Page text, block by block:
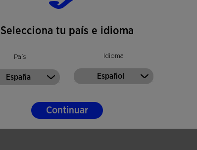
Selecciona tu país e idioma
País
España
Idioma
Español
Continuar